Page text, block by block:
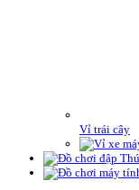
Vỉ trái cây